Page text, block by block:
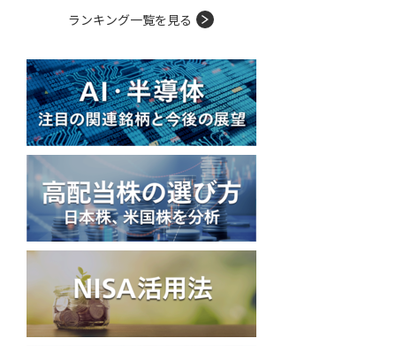
ランキング一覧を見る